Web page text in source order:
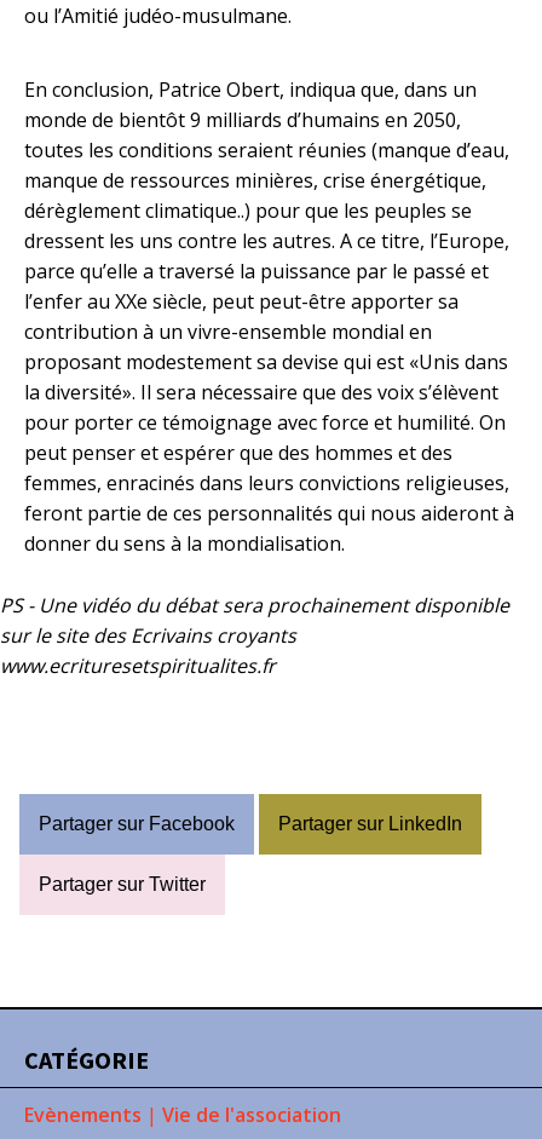
CATÉGORIE
Evènements | Vie de l'association
ou l’Amitié judéo-musulmane.
En conclusion, Patrice Obert, indiqua que, dans un
monde de bientôt 9 milliards d’humains en 2050,
toutes les conditions seraient réunies (manque d’eau,
manque de ressources minières, crise énergétique,
dérèglement climatique..) pour que les peuples se
dressent les uns contre les autres. A ce titre, l’Europe,
parce qu’elle a traversé la puissance par le passé et
l’enfer au XXe siècle, peut peut-être apporter sa
contribution à un vivre-ensemble mondial en
proposant modestement sa devise qui est «Unis dans
la diversité». Il sera nécessaire que des voix s’élèvent
pour porter ce témoignage avec force et humilité. On
peut penser et espérer que des hommes et des
femmes, enracinés dans leurs convictions religieuses,
feront partie de ces personnalités qui nous aideront à
donner du sens à la mondialisation.
PS - Une vidéo du débat sera prochainement disponible
sur le site des Ecrivains croyants
www.ecrituresetspiritualites.fr
Partager sur Facebook Partager sur LinkedIn
Partager sur Twitter